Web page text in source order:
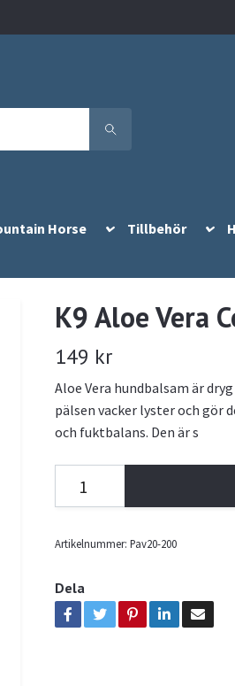
Horse Tillbehör
K9 Aloe Vera
149 kr
Aloe Vera hundbalsam är
pälsen vacker lyster och gör
och fuktbalans. Den är s
Artikelnummer: Pav20-200
Dela